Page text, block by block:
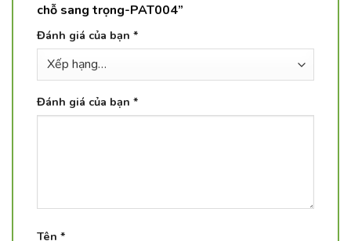
chỗ sang trọng-PAT004”
Đánh giá của bạn *
Đánh giá của bạn *
Tên *